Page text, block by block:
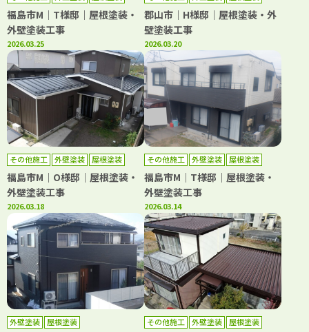
防水工事
福島市M｜T様邸｜屋根塗装・
外壁塗装工事
2026.03.25
防水工事
郡山市｜H様邸｜屋根塗装・外
壁塗装工事
2026.03.20
その他施工 外壁塗装 屋根塗装
福島市M｜O様邸｜屋根塗装・
外壁塗装工事
2026.03.18
その他施工 外壁塗装
屋根塗装
防水工事
福島市M｜T様邸｜屋根塗装・
外壁塗装工事
2026.03.14
外壁塗装 屋根塗装 その他施工 外壁塗装 屋根塗装